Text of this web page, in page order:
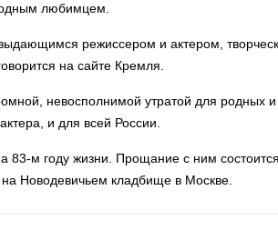
любимцем.
режиссером и актером,
на сайте Кремля.
невосполнимой утратой для родных и
и для всей России.
83-м году жизни. Прощание с ним
Новодевичьем кладбище в Москве.